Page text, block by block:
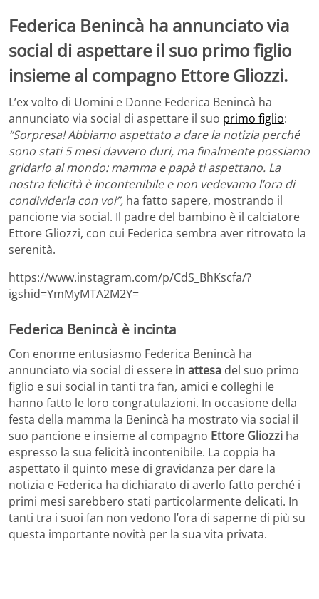
Federica Benincà ha annunciato via
social di aspettare il suo primo figlio
insieme al compagno Ettore Gliozzi.
L’ex volto di Uomini e Donne Federica Benincà ha
annunciato via social di aspettare il suo primo figlio:
“Sorpresa! Abbiamo aspettato a dare la notizia perché
sono stati 5 mesi davvero duri, ma finalmente possiamo
gridarlo al mondo: mamma e papà ti aspettano. La
nostra felicità è incontenibile e non vedevamo l’ora di
condividerla con voi”, ha fatto sapere, mostrando il
pancione via social. Il padre del bambino è il calciatore
Ettore Gliozzi, con cui Federica sembra aver ritrovato la
serenità.
https://www.instagram.com/p/CdS_BhKscfa/?
igshid=YmMyMTA2M2Y=
Federica Benincà è incinta
Con enorme entusiasmo Federica Benincà ha
annunciato via social di essere in attesa del suo primo
figlio e sui social in tanti tra fan, amici e colleghi le
hanno fatto le loro congratulazioni. In occasione della
festa della mamma la Benincà ha mostrato via social il
suo pancione e insieme al compagno Ettore Gliozzi ha
espresso la sua felicità incontenibile. La coppia ha
aspettato il quinto mese di gravidanza per dare la
notizia e Federica ha dichiarato di averlo fatto perché i
primi mesi sarebbero stati particolarmente delicati. In
tanti tra i suoi fan non vedono l’ora di saperne di più su
questa importante novità per la sua vita privata.